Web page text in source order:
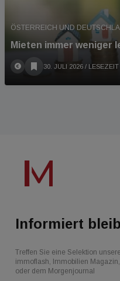
ÖSTERREICH UND
Mieten immer weniger
30. JULI 2026 / LESEZEIT
Informiert
Treffen Sie eine Selektion
immoflash, Immobilien
oder dem Morgenjournal